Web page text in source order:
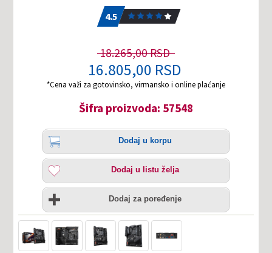
4.5
18.265,00 RSD
16.805,00 RSD
*Cena važi za gotovinsko, virmansko i online plaćanje
Šifra proizvoda: 57548
Količina
Dodaj
korpu
Dodaj u korpu
Dodaj
listu
želja
Dodaj u listu želja
Uporedi
Dodaj za poređenje